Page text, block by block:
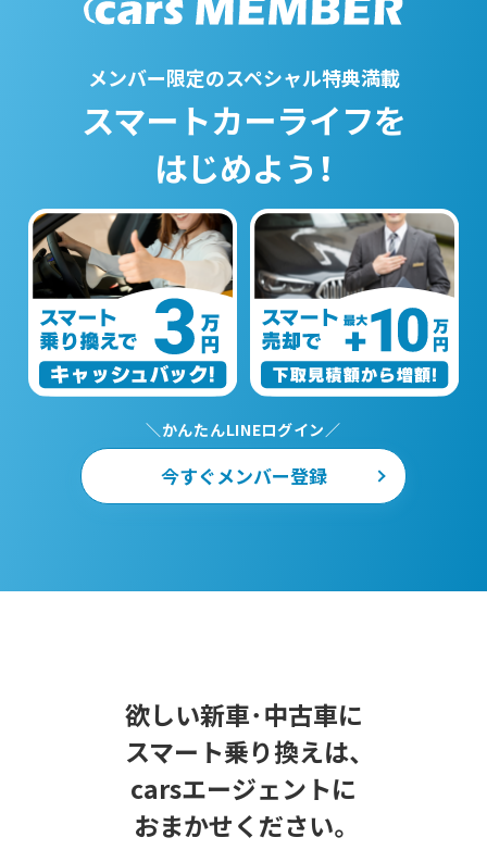
メンバー限定のスペシャル特典満載
スマートカーライフを
はじめよう！
＼かんたんLINEログイン／
今すぐメンバー登録
欲しい新車･中古車に
スマート乗り換えは、
carsエージェントに
おまかせください。